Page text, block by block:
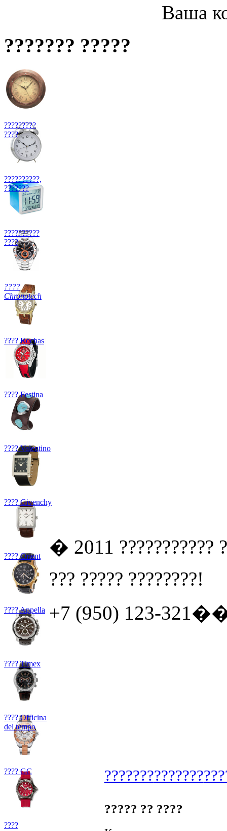
Ваша
??????? ?????
?????????
????
??????????,
???????
??????????
????
????
Chronotech
???? Rochas
???? Festina
???? Valentino
???? Givenchy
???? Orient
???? Appella
???? Timex
???? Officina
del tempo
???? GC
????
??????????????
????? ?? ????
� 2011 ???????????
??? ????? ????????!
+7 (950) 123-